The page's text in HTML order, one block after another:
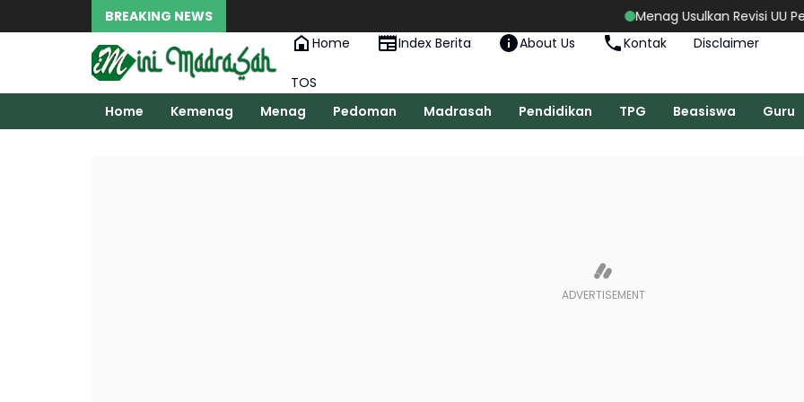
BREAKING NEWS Menag Usulkan Revisi UU
Home
Index Berita About Us Kontak Disclaimer
TOS
Home
Kemenag Menag Pedoman Madrasah Pendidikan TPG Beasiswa Guru